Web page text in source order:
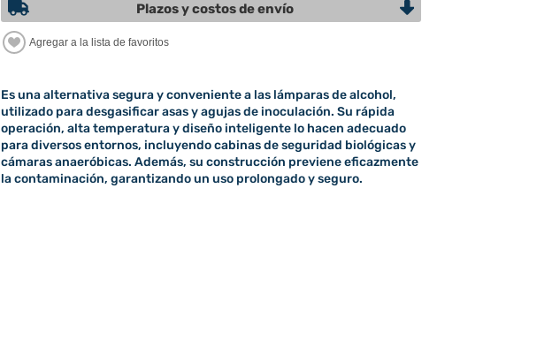
Plazos y costos de envío
Es una alternativa segura y conveniente a las lámparas de alcohol,
utilizado para desgasificar asas y agujas de inoculación. Su rápida
operación, alta temperatura y diseño inteligente lo hacen adecuado
para diversos entornos, incluyendo cabinas de seguridad biológicas y
cámaras anaeróbicas. Además, su construcción previene eficazmente
la contaminación, garantizando un uso prolongado y seguro.